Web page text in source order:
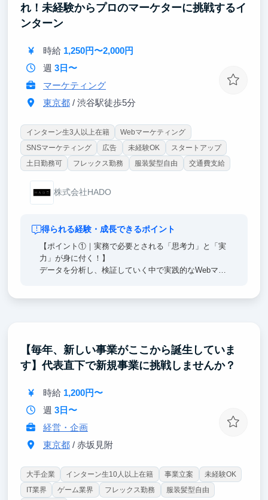
弊社でのインターンを通して、
この２つを兼ね備えたWEBマーケターに最短で成長
できることをお約束します。
れ！未経験からプロのマーケターに挑戦するイ
ンターン
時給 1,250円〜2,000円
週 3日〜
マーケティング
東京都/ 渋谷駅徒歩5分
インターン生3人以上在籍
Webマーケティング
SNSマーケティング
広告 未経験OK
スタートアップ
土日勤務可
フレックス勤務 服装髪型自由 交通費支給
株式会社HADO
得られる経験・成長できるポイント
【ポイント①｜実務で必要とされる「思考力」と「実
力」が身に付く！】
データを分析し、検証していく中で実践的なWebマー
インターンの9割は完全未経験です！充実した教育体
制のもと、ゼロからでも実践的なマーケティングスキ
スに参画できる！】
事業目標（KGI/KPI）から逆算した戦略立案から、ゼ
す。
【毎年、新しい事業がここから誕生していま
す】代表直下で新規事業に挑戦しませんか？
時給 1,200円〜
週 3日〜
経営・企画
東京都/ 赤坂見附
大手企業 インターン生10人以上在籍 事業立案
未経験OK
IT業界
ゲーム業界 フレックス勤務
服装髪型自由